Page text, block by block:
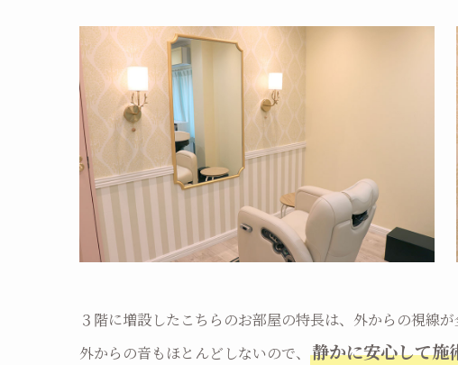
３階に増設したこちらのお部屋の特長は、外からの視線
外からの音もほとんどしないので、 静かに安心して施